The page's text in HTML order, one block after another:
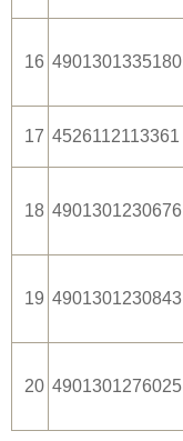
16 4901301335180
17 4526112113361
18 4901301230676
19 4901301230843
20 4901301276025